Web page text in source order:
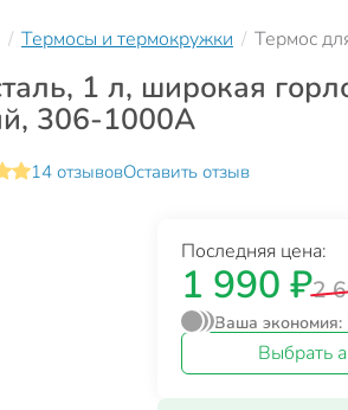
Термосы и термокружки Термос
1 л, широкая
306-1000А
14 отзывовОставить отзыв
Последняя цена:
1 990 ₽2
Ваша экономия:
Выбрать